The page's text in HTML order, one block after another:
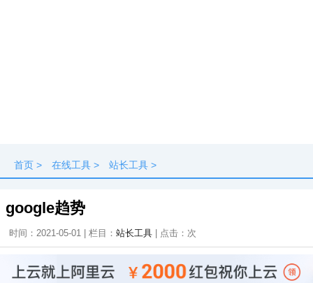
首页 > 在线工具 > 站长工具 >
google趋势
时间：2021-05-01 | 栏目： 站长工具 | 点击： 次